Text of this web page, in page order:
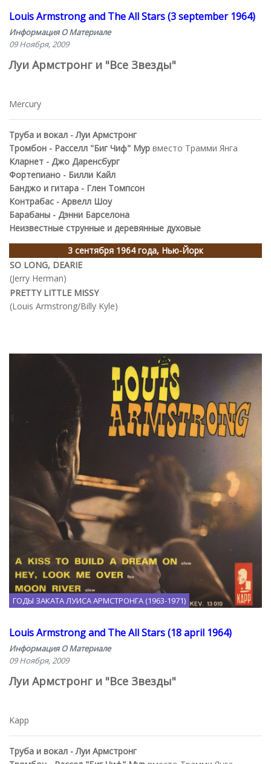
Louis Armstrong and The All Stars (3 september 1964)
Информация О Материале
09 Ноября, 2009
Луи Армстронг и "Все Звезды"
Mercury
Труба и вокал - Луи Армстронг
Тромбон - Расселл "Биг Чиф" Мур вместо Трамми Янга
Кларнет - Джо Даренсбург
Фортепиано - Билли Кайл
Банджо и гитара - Глен Томпсон
Контрабас - Арвелл Шоу
Барабаны - Дэнни Барселона
Неизвестные струнные и деревянные духовые
3 сентября 1964 года, Нью-Йорк
SO LONG, DEARIE
(Jerry Herman)
PRETTY LITTLE MISSY
(Louis Armstrong/Billy Kyle)
ГОДЫ ЗАКАТА ЛУИСА АРМСТРОНГА (1963-1971)
Louis Armstrong and The All Stars (18 april 1964)
Информация О Материале
09 Ноября, 2009
Луи Армстронг и "Все Звезды"
Kapp
Труба и вокал - Луи Армстронг